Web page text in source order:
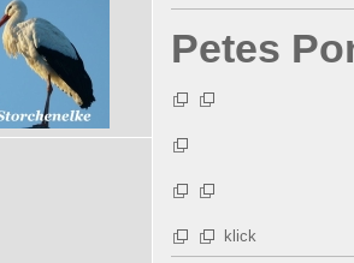
Petes
klick